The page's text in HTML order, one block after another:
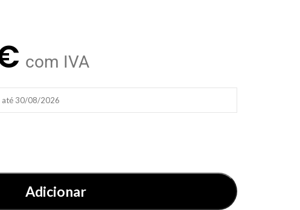
com IVA
até 30/08/2026
Adicionar